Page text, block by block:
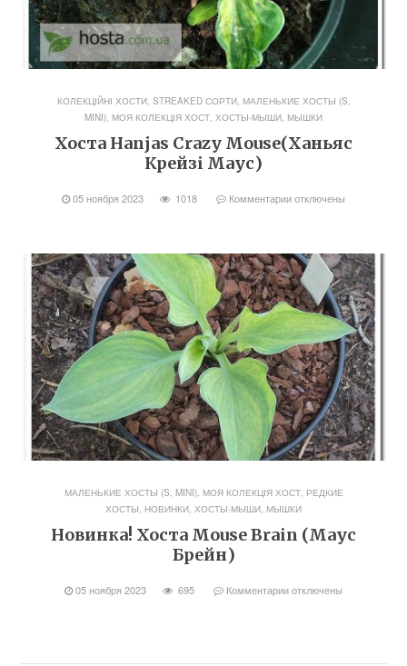
КОЛЕКЦІЙНІ ХОСТИ, STREAKED СОРТИ, МАЛЕНЬКИЕ ХОСТЫ (S,
MINI), МОЯ КОЛЕКЦІЯ ХОСТ, ХОСТЫ-МЫШИ, МЫШКИ
Хоста Hanjas Crazy Mouse(Ханьяс
Крейзі Маус)
05 ноября 2023 1018 Комментарииотключены
МАЛЕНЬКИЕ ХОСТЫ (S, MINI), МОЯ КОЛЕКЦІЯ ХОСТ, РЕДКИЕ
ХОСТЫ, НОВИНКИ, ХОСТЫ-МЫШИ, МЫШКИ
Новинка! Хоста Mouse Brain (Маус
Брейн)
05 ноября 2023 695 Комментарииотключены